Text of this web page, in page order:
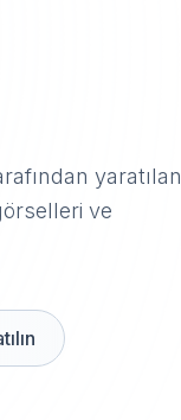
yaratılan
ve